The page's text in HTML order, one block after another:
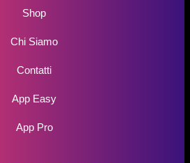
Shop
Chi Siamo
Contatti
App Easy
App Pro